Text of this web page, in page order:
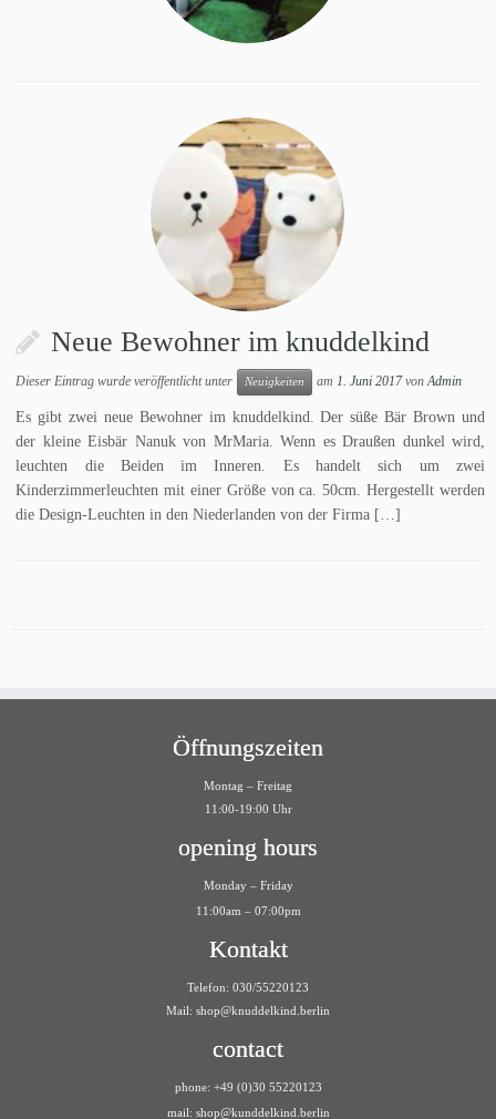
Neue Bewohner im knuddelkind
Dieser Eintrag wurde veröffentlicht unter Neuigkeiten am 1. Juni 2017 vonAdmin
Es gibt zwei neue Bewohner im knuddelkind. Der süße Bär Brown und
der kleine Eisbär Nanuk von MrMaria. Wenn es Draußen dunkel wird,
leuchten die Beiden im Inneren. Es handelt sich um zwei
Kinderzimmerleuchten mit einer Größe von ca. 50cm. Hergestellt werden
die Design-Leuchten in den Niederlanden von der Firma […]
Öffnungszeiten
Montag – Freitag
11:00-19:00 Uhr
opening hours
Monday – Friday
11:00am – 07:00pm
Kontakt
Telefon: 030/55220123
Mail: shop@knuddelkind.berlin
contact
phone: +49 (0)30 55220123
mail: shop@kunddelkind.berlin